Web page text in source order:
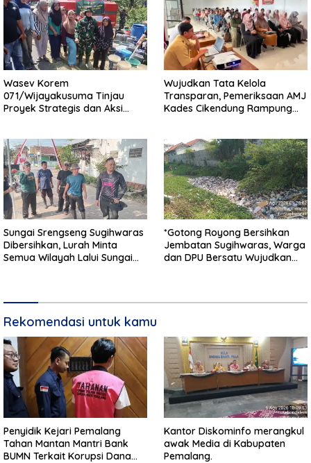
Wasev Korem
071/Wijayakusuma Tinjau
Proyek Strategis dan Aksi
Wujudkan Tata Kelola
Transparan, Pemeriksaan AMJ
Kades Cikendung Rampung
Sungai Srengseng Sugihwaras
Dibersihkan, Lurah Minta
Semua Wilayah Lalui Sungai
*Gotong Royong Bersihkan
Jembatan Sugihwaras, Warga
dan DPU Bersatu Wujudkan
Rekomendasi untuk kamu
Penyidik Kejari Pemalang
Tahan Mantan Mantri Bank
BUMN Terkait Korupsi Dana
Kantor Diskominfo merangkul
awak Media di Kabupaten
Pemalang.